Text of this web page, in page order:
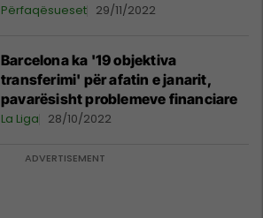
e Botës deri më tani
Përfaqësueset 29/11/2022
Barcelona ka '19 objektiva
transferimi' për afatin e janarit,
pavarësisht problemeve financiare
La Liga 28/10/2022